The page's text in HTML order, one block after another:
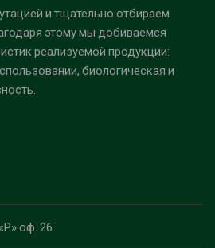
и тщательно отбираем
этому мы добиваемся
реализуемой продукции:
биологическая и
оф. 26